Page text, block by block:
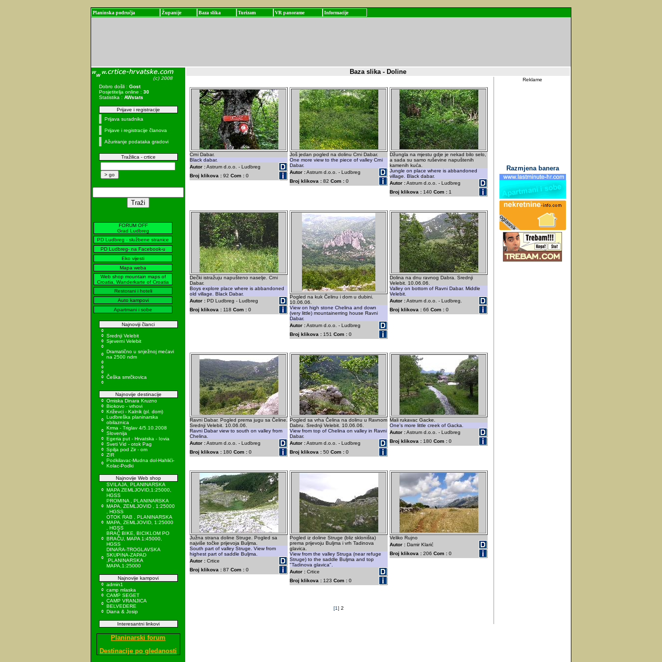
Planinska područja Županije Baza slika Turizam VR panorame Informacije
Dobro došli : Gost
Posjetitelja online : 30
Statistika : AWstats
Prijave i registracije
Prijava suradnika
Prijave i registracije članova
Ažuriranje podataka gradovi
Tražilica - crtice
FORUM OFF
Grad Ludbreg
PD Ludbreg - službene stranice
PD Ludbreg- na Facebook-u
Eko vijesti
Mapa weba
Web shop mountain maps of
Croatia, Wanderkarte of Croatia
Restorani i hoteli
Auto kampovi
Apartmani i sobe
Najnoviji članci
Srednji Velebit
Sjeverni Velebit
Dramatično u snježnoj mećavi
na 2500 ndm
Češka smrčkovica
Najnovije destinacije
Omiska Dinara Kruzno
Biokovo - vrhovi
Križevci - Kalnik (pl. dom)
Ludbreška planinarska
obilaznica
Krma - Triglav 4/5.10.2008
Slovenija
Egeria put - Hrvatska - Iovia
Sveti Vid - otok Pag
Spilja pod Zir - om
ZIR
Podkilavac-Mudna dol-Hahlići-
Kolac-Podki
Najnovije Web shop
SVILAJA, PLANINARSKA
MAPA ZEMLJOVID,1:25000,
HGSS
PROMINA , PLANINARSKA
MAPA, ZEMLJOVID , 1:25000
, HGSS
OTOK RAB , PLANINARSKA
MAPA, ZEMLJOVID, 1:25000
, HGSS
BRAČ BIKE, BICIKLOM PO
BRAČU, MAPA 1:45000,
HGSS
DINARA-TROGLAVSKA
SKUPINA-ZAPAD
,PLANINARSKA
MAPA,1:25000
Najnovije kampovi
admin1
camp mlaska
CAMP SEGET
CAMP VRANJICA
BELVEDERE
Diana & Josip
Interesantni linkovi
Planinarski forum
Destinacije po gledanosti
Baza slika - Doline
Crni Dabar.
Black dabar.
Autor :Astrum d.o.o. - Ludbreg
Broj klikova : 92 Com : 0
Još jedan pogled na dolinu Crni Dabar.
One more view to the piece of valley Crni
Dabar.
Autor :Astrum d.o.o. - Ludbreg
Broj klikova : 82 Com : 0
Džungla na mjestu gdje je nekad bilo selo,
a sada su samo ruševine napuštenih
kamenih kuća.
Jungle on place where is abbandoned
village. Black dabar.
Autor :Astrum d.o.o. - Ludbreg
Broj klikova : 140 Com : 1
Dečki istražuju napušteno naselje. Crni
Dabar.
Boys explore place where is abbandoned
old village. Black Dabar.
Autor : PD Ludbreg - Ludbreg
Broj klikova : 118 Com : 0
Pogled na kuk Čelinu i dom u dubini.
10.06.06.
View on high stone Chelina and down
(very little) mountainerring house Ravni
Dabar.
Autor :Astrum d.o.o. - Ludbreg
Broj klikova : 151 Com : 0
Dolina na dnu ravnog Dabra. Srednji
Velebit. 10.06.06.
Valley on bottom of Ravni Dabar. Middle
Velebit.
Autor :Astrum d.o.o. - Ludbreg.
Broj klikova : 66 Com : 0
Ravni Dabar. Pogled prema jugu sa Čeline.
Srednji Velebit. 10.06.06.
Ravni Dabar view to south on valley from
Chelina.
Autor :Astrum d.o.o. - Ludbreg
Broj klikova : 180 Com : 0
Pogled sa vrha Čelina na dolinu u Ravnom
Dabru. Srednji Velebit. 10.06.06.
View from top of Chelina on valley in Ravni
Dabar.
Autor :Astrum d.o.o. - Ludbreg
Broj klikova : 50 Com : 0
Mali rukavac Gacke.
One's more little creek of Gacka.
Autor :Astrum d.o.o. - Ludbreg
Broj klikova : 180 Com : 0
Južna strana doline Struge. Pogled sa
najviše točke prijevoja Buljma.
South part of valley Struge. View from
highest part of saddle Buljma.
Autor : Crtice
Broj klikova : 87 Com : 0
Pogled iz doline Struge (bliz skloništa)
prema prijevoju Buljma i vrh Tadinova
glavica.
View from the valley Struga (near refuge
Struge) to the saddle Buljma and top
"Tadinova glavica".
Autor : Crtice
Broj klikova : 123 Com : 0
Veliko Rujno
Autor : Damir Klarić
Broj klikova : 206 Com : 0
[1] 2
Reklame
Razmjena banera